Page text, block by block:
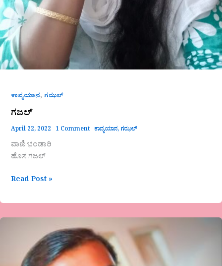
ಕಾವ್ಯಯಾನ, ಗಝಲ್
ಗಜಲ್
April 22, 2022 1 Comment ಕಾವ್ಯಯಾನ, ಗಝಲ್
ವಾಣಿ ಭಂಡಾರಿ
ಹೊಸ ಗಜಲ್
Read Post »